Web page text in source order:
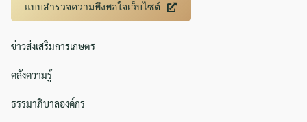
แบบสำรวจความพึงพอใจเว็บไซต์
ข่าวส่งเสริมการเกษตร
คลังความรู้
ธรรมาภิบาลองค์กร